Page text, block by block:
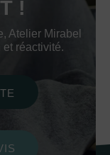
!
Atelier Mirabel
réactivité.